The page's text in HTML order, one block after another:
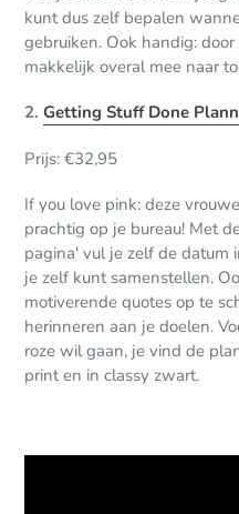
kunt dus zelf bepalen
gebruiken. Ook handig:
makkelijk overal mee naar
2. Getting Stuff Done
Prijs: €32,95
If you love pink: deze
prachtig op je bureau! Met
pagina' vul je zelf de datum
je zelf kunt samenstellen.
motiverende quotes op te
herinneren aan je doelen.
roze wil gaan, je vind de
print en in classy zwart.